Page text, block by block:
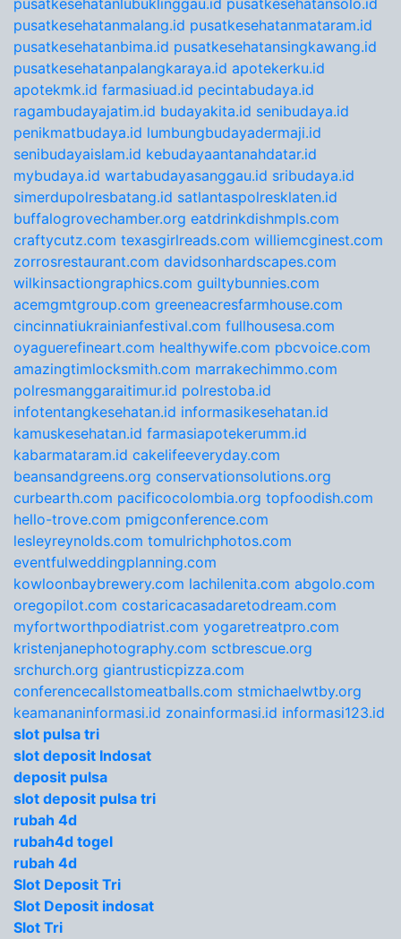
pusatkesehatanlubuklinggau.id pusatkesehatansolo.id
pusatkesehatanmalang.id pusatkesehatanmataram.id
pusatkesehatanbima.id pusatkesehatansingkawang.id
pusatkesehatanpalangkaraya.id apotekerku.id
apotekmk.id farmasiuad.id pecintabudaya.id
ragambudayajatim.id budayakita.id senibudaya.id
penikmatbudaya.id lumbungbudayadermaji.id
senibudayaislam.id kebudayaantanahdatar.id
mybudaya.id wartabudayasanggau.id sribudaya.id
simerdupolresbatang.id satlantaspolresklaten.id
buffalogrovechamber.org eatdrinkdishmpls.com
craftycutz.com texasgirlreads.com williemcginest.com
zorrosrestaurant.com davidsonhardscapes.com
wilkinsactiongraphics.com guiltybunnies.com
acemgmtgroup.com greeneacresfarmhouse.com
cincinnatiukrainianfestival.com fullhousesa.com
oyaguerefineart.com healthywife.com pbcvoice.com
amazingtimlocksmith.com marrakechimmo.com
polresmanggaraitimur.id polrestoba.id
infotentangkesehatan.id informasikesehatan.id
kamuskesehatan.id farmasiapotekerumm.id
kabarmataram.id cakelifeeveryday.com
beansandgreens.org conservationsolutions.org
curbearth.com pacificocolombia.org topfoodish.com
hello-trove.com pmigconference.com
lesleyreynolds.com tomulrichphotos.com
eventfulweddingplanning.com
kowloonbaybrewery.com lachilenita.com abgolo.com
oregopilot.com costaricacasadaretodream.com
myfortworthpodiatrist.com yogaretreatpro.com
kristenjanephotography.com sctbrescue.org
srchurch.org giantrusticpizza.com
conferencecallstomeatballs.com stmichaelwtby.org
keamananinformasi.id zonainformasi.id informasi123.id
slot pulsa tri
slot deposit Indosat
deposit pulsa
slot deposit pulsa tri
rubah 4d
rubah4d togel
rubah 4d
Slot Deposit Tri
Slot Deposit indosat
Slot Tri